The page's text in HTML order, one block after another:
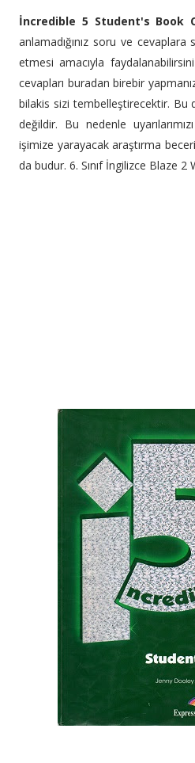
İncredible 5 Student's Book
anlamadığınız soru ve
etmesi amacıyla
cevapları buradan birebir
bilakis sizi tembelleştirecektir.
değildir. Bu nedenle
işimize yarayacak araştırma
da budur. 6. Sınıf İngilizce Blaze 2